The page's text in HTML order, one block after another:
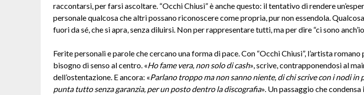
raccontarsi, per farsi ascoltare. “Occhi Chiusi” è anche questo: il tentativo di rendere
personale qualcosa che altri possano riconoscere come propria, pur non essendola.
fuori da sé, che si apra, senza diluirsi. Non per rappresentare tutti, ma per dire “ci sono
Ferite personali e parole che cercano una forma di pace. Con “Occhi Chiusi”, l’artista
bisogno di senso al centro. «Ho fame vera, non solo di cash», scrive, contrapponendosi al
dell’ostentazione. E ancora: «Parlano troppo ma non sanno niente, di chi scrive con i nodi in
punta tutto senza garanzia, per un posto dentro la discografia». Un passaggio che condensa